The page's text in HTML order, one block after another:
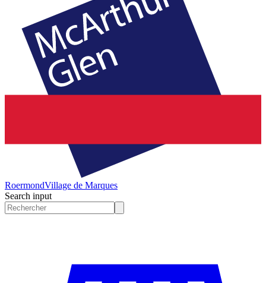
RoermondVillage de Marques
Search input